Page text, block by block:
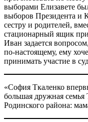
выборами Елизавете
выборов Президента и
сестру и родителей,
стационарный ящик
Иван задается
по-настоящему, ему
принимать участие в
«София Ткаленко
большая дружная
Родинского района: